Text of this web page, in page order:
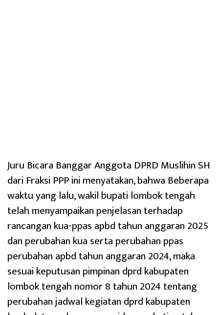
Juru Bicara Banggar Anggota DPRD Muslihin SH
dari Fraksi PPP ini menyatakan, bahwa Beberapa
waktu yang lalu, wakil bupati lombok tengah
telah menyampaikan penjelasan terhadap
rancangan kua-ppas apbd tahun anggaran 2025
dan perubahan kua serta perubahan ppas
perubahan apbd tahun anggaran 2024, maka
sesuai keputusan pimpinan dprd kabupaten
lombok tengah nomor 8 tahun 2024 tentang
perubahan jadwal kegiatan dprd kabupaten